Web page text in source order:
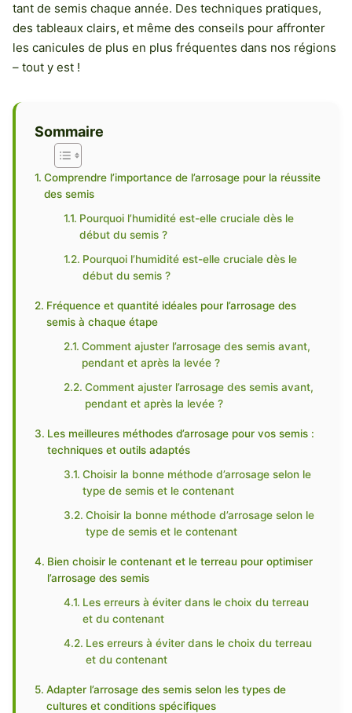
tant de semis chaque année. Des techniques pratiques,
des tableaux clairs, et même des conseils pour affronter
les canicules de plus en plus fréquentes dans nos régions
– tout y est !
Sommaire
Comprendre l’importance de l’arrosage pour la réussite
des semis
Pourquoi l’humidité est-elle cruciale dès le
début du semis ?
Pourquoi l’humidité est-elle cruciale dès le
début du semis ?
Fréquence et quantité idéales pour l’arrosage des
semis à chaque étape
Comment ajuster l’arrosage des semis avant,
pendant et après la levée ?
Comment ajuster l’arrosage des semis avant,
pendant et après la levée ?
Les meilleures méthodes d’arrosage pour vos semis :
techniques et outils adaptés
Choisir la bonne méthode d’arrosage selon le
type de semis et le contenant
Choisir la bonne méthode d’arrosage selon le
type de semis et le contenant
Bien choisir le contenant et le terreau pour optimiser
l’arrosage des semis
Les erreurs à éviter dans le choix du terreau
et du contenant
Les erreurs à éviter dans le choix du terreau
et du contenant
Adapter l’arrosage des semis selon les types de
cultures et conditions spécifiques